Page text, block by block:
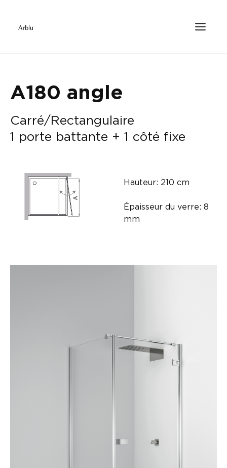
A180 angle
Carré/Rectangulaire
1 porte battante + 1 côté fixe
Hauteur: 210 cm
Épaisseur du verre: 8
mm